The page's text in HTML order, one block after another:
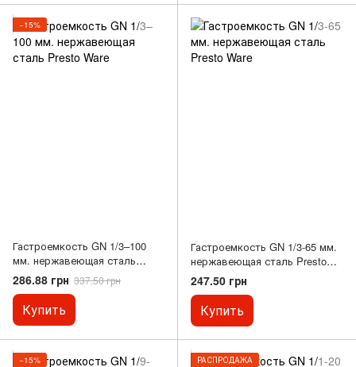
−15%
Гастроемкость GN 1/3–100
мм. нержавеющая сталь
Presto Ware
286.88 грн 337.50 грн
Купить
Гастроемкость GN 1/3-65 мм.
нержавеющая сталь Presto
Ware
247.50 грн
Купить
−15% РАСПРОДАЖА